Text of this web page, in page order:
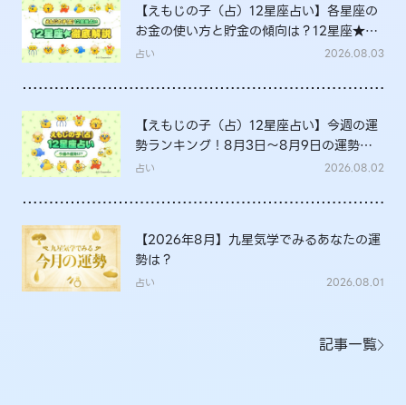
【えもじの子（占）12星座占い】各星座の
お金の使い方と貯金の傾向は？12星座★徹
底解説
占い 2026.08.03
【えもじの子（占）12星座占い】今週の運
勢ランキング！8月3日～8月9日の運勢
は？
占い 2026.08.02
【2026年8月】九星気学でみるあなたの運
勢は？
占い 2026.08.01
記事一覧